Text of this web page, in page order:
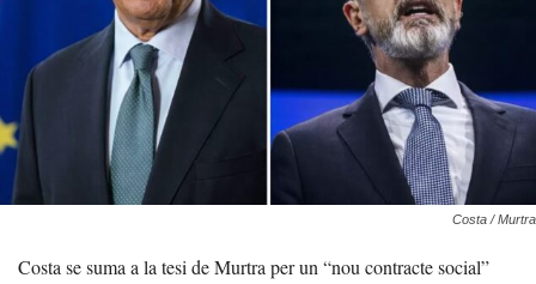
Costa / Murtra
Costa se suma a la tesi de Murtra per un “nou contracte social”